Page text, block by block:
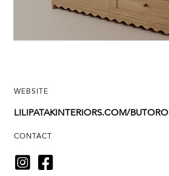
WEBSITE
LILIPATAKINTERIORS.COM/
CONTACT